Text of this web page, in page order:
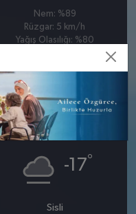
Nem: %89
Rüzgar: 5 km/h
Yağış Olasılığı: %80
24 OCAK
CUMARTESI
-17°
Sisli